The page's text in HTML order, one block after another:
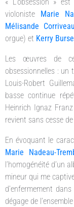
violoniste Marie
Mélisande Corriveau
orgue) et Kerry
Les œuvres de
obsessionnelles : un
Louis-Robert
basse continue
Heinrich Ignaz
revient sans cesse
En évoquant le
Marie Nadeau-
l’homogénéité d’un
mineur qui me
d’enfermement
dégage de